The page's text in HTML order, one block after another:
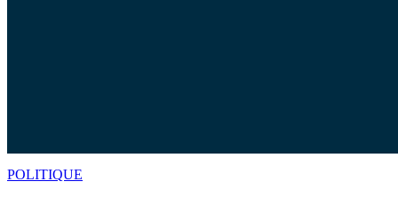
POLITIQUE